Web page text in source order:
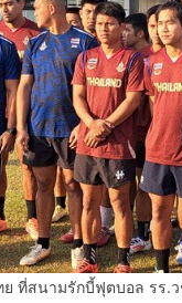
ที่สนามรักบี้ฟุตบอล รร